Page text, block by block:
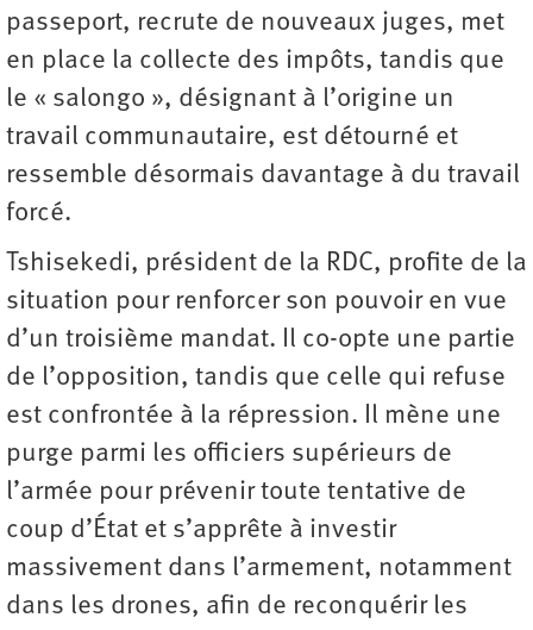
passeport, recrute de nouveaux juges, met
en place la collecte des impôts, tandis que
le « salongo », désignant à l’origine un
travail communautaire, est détourné et
ressemble désormais davantage à du travail
forcé.
Tshisekedi, président de la RDC, profite de la
situation pour renforcer son pouvoir en vue
d’un troisième mandat. Il co-opte une partie
de l’opposition, tandis que celle qui refuse
est confrontée à la répression. Il mène une
purge parmi les officiers supérieurs de
l’armée pour prévenir toute tentative de
coup d’État et s’apprête à investir
massivement dans l’armement, notamment
dans les drones, afin de reconquérir les